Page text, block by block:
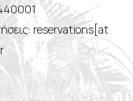
reservations[at